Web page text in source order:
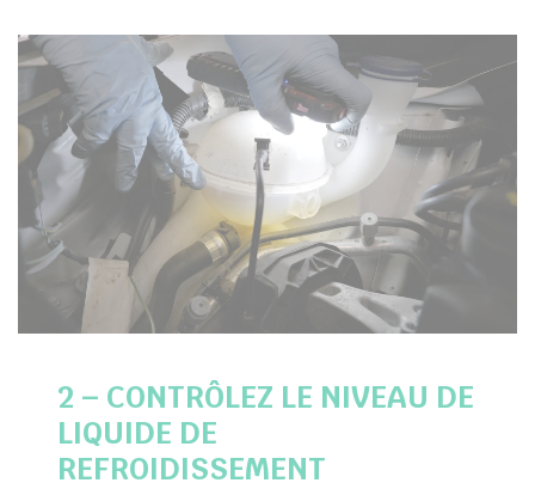
2 – CONTRÔLEZ LE NIVEAU DE
LIQUIDE DE
REFROIDISSEMENT